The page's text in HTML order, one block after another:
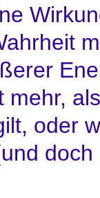
mehr,
oder